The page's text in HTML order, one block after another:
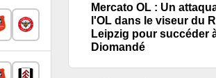
Mercato OL : Un
l'OL dans le viseur du
Leipzig pour succéder
Diomandé